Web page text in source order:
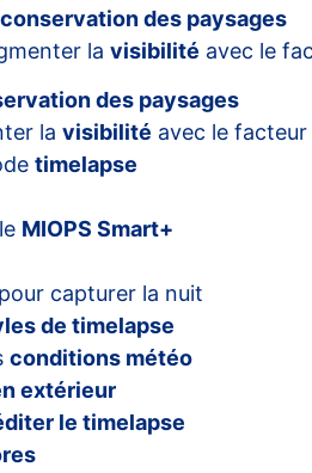
conservation des paysages
la visibilité avec le
des paysages
la visibilité avec le
timelapse
MIOPS Smart+
pour capturer la nuit
de timelapse
conditions météo
extérieur
le timelapse